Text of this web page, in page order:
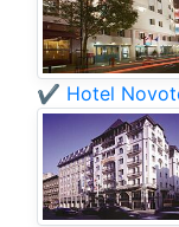
✔️ Hotel